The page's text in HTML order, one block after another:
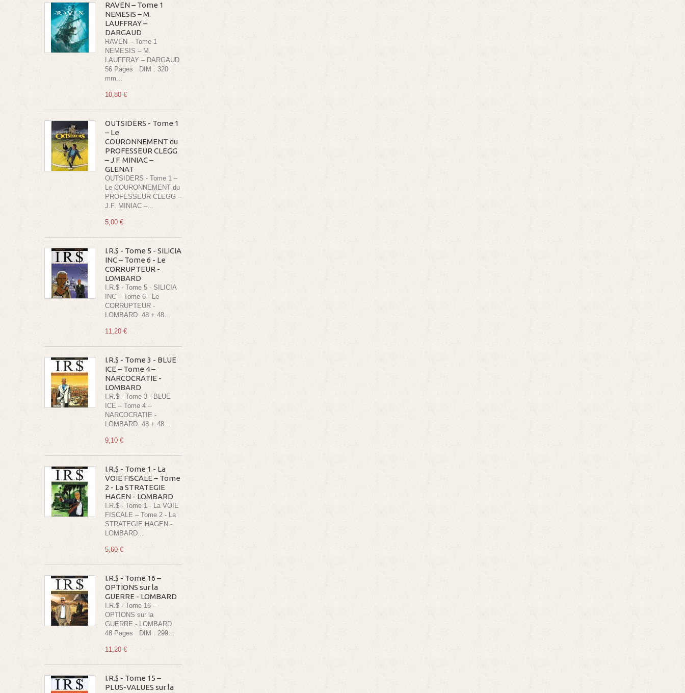
RAVEN – Tome 1
NEMESIS – M.
LAUFFRAY –
DARGAUD
RAVEN – Tome 1
NEMESIS – M.
LAUFFRAY – DARGAUD
56 Pages DIM : 320
mm...
10,80 €
OUTSIDERS - Tome 1
– Le
COURONNEMENT du
PROFESSEUR CLEGG
– J.F. MINIAC –
GLENAT
OUTSIDERS - Tome 1 –
Le COURONNEMENT du
PROFESSEUR CLEGG –
J.F. MINIAC –...
5,00 €
I.R.$ - Tome 5 - SILICIA
INC – Tome 6 - Le
CORRUPTEUR -
LOMBARD
I.R.$ - Tome 5 - SILICIA
INC – Tome 6 - Le
CORRUPTEUR -
LOMBARD 48 + 48...
11,20 €
I.R.$ - Tome 3 - BLUE
ICE – Tome 4 –
NARCOCRATIE -
LOMBARD
I.R.$ - Tome 3 - BLUE
ICE – Tome 4 –
NARCOCRATIE -
LOMBARD 48 + 48...
9,10 €
I.R.$ - Tome 1 - La
VOIE FISCALE – Tome
2 - La STRATEGIE
HAGEN - LOMBARD
I.R.$ - Tome 1 - La VOIE
FISCALE – Tome 2 - La
STRATEGIE HAGEN -
LOMBARD...
5,60 €
I.R.$ - Tome 16 –
OPTIONS sur la
GUERRE - LOMBARD
I.R.$ - Tome 16 –
OPTIONS sur la
GUERRE - LOMBARD
48 Pages DIM : 299...
11,20 €
I.R.$ - Tome 15 –
PLUS-VALUES sur la